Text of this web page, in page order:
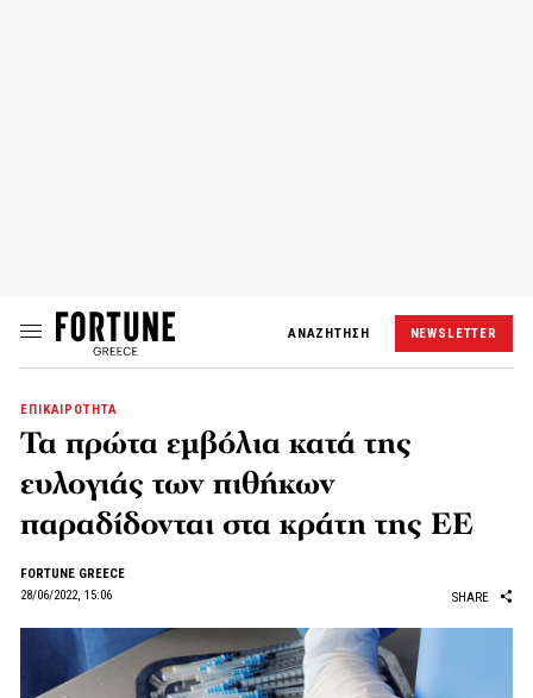
ΑΝΑΖΗΤΗΣΗ NEWSLETTER
ΕΠΙΚΑΙΡΟΤΗΤΑ
Τα πρώτα εμβόλια κατά της
ευλογιάς των πιθήκων
παραδίδονται στα κράτη της ΕΕ
FORTUNE GREECE
28/06/2022, 15:06
SHARE